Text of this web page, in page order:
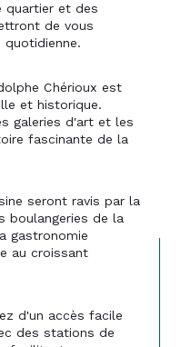
quartier et des
de vous
quotidienne.
Chérioux est
et historique.
galeries d'art et les
fascinante de la
seront ravis par la
boulangeries de la
gastronomie
au croissant
d'un accès facile
des stations de